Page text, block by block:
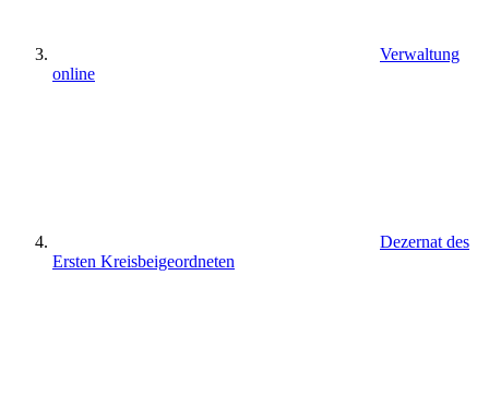
Verwaltung
online
Dezernat des
Ersten Kreisbeigeordneten